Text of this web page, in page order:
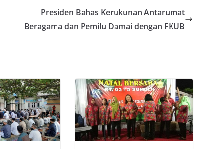
Presiden Bahas Kerukunan Antarumat
Beragama dan Pemilu Damai dengan FKUB